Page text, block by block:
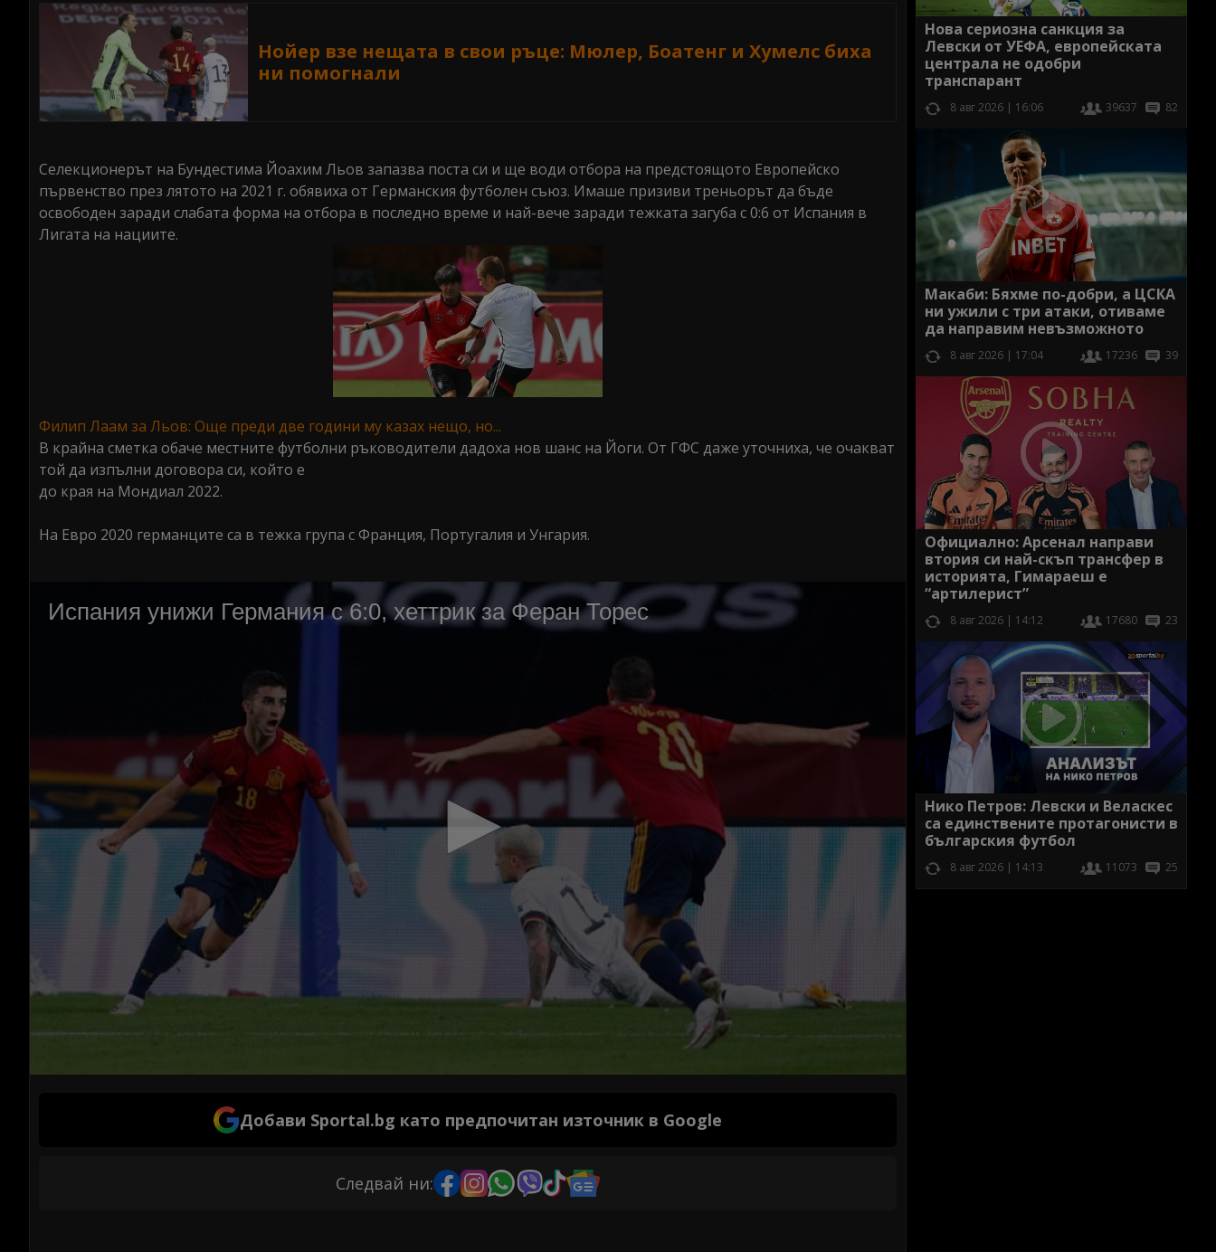
Нойер взе нещата в свои ръце: Мюлер, Боатенг и Хумелс биха
ни помогнали
Селекционерът на Бундестима Йоахим Льов запазва поста си и ще води отбора на предстоящото Европейско
първенство през лятото на 2021 г. обявиха от Германския футболен съюз. Имаше призиви треньорът да бъде
освободен заради слабата форма на отбора в последно време и най-вече заради тежката загуба с 0:6 от Испания в
Лигата на нациите.
Филип Лаам за Льов: Още преди две години му казах нещо, но...
В крайна сметка обаче местните футболни ръководители дадоха нов шанс на Йоги. От ГФС даже уточниха, че очакват
той да изпълни договора си, който е
до края на Мондиал 2022.
На Евро 2020 германците са в тежка група с Франция, Португалия и Унгария.
Добави Sportal.bg като предпочитан източник в Google
Следвай ни:
Нова сериозна санкция за
Левски от УЕФА, европейската
централа не одобри
транспарант
8 авг 2026 | 16:06 39637 82
Макаби: Бяхме по-добри, а ЦСКА
ни ужили с три атаки, отиваме
да направим невъзможното
8 авг 2026 | 17:04 17236 39
Официално: Арсенал направи
втория си най-скъп трансфер в
историята, Гимараеш е
“артилерист”
8 авг 2026 | 14:12 17680 23
Нико Петров: Левски и Веласкес
са единствените протагонисти в
българския футбол
8 авг 2026 | 14:13 11073 25